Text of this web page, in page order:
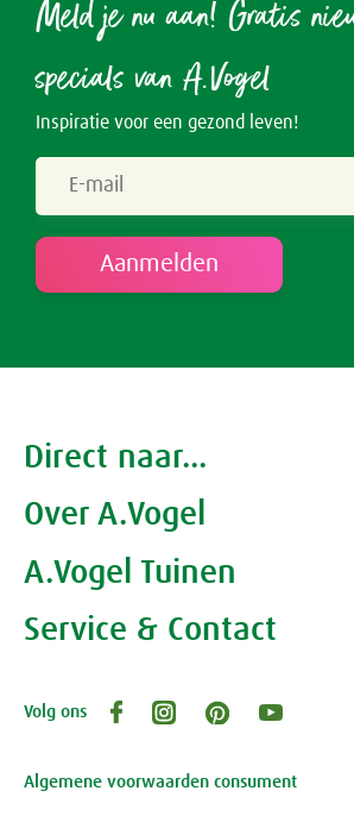
Meld je nu aan! Gratis
specials van A.Vogel
Inspiratie voor een gezond leven!
Direct naar...
Producten
Gezondheidscoaches
Over A.Vogel
Alfred Vogel
Waarom A.Vogel kiezen
A.Vogel Tuinen
Over A.Vogel tuinen
Openingstijden, route en adres
Service & Contact
Klantenservice webwinkel
Review-richtlijnen
Volg ons
Algemene voorwaarden consument